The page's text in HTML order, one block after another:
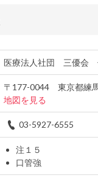
医療法人社団 三優会
〒177-0044 東京都練
地図を見る
03-5927-6555
注１５
口管強